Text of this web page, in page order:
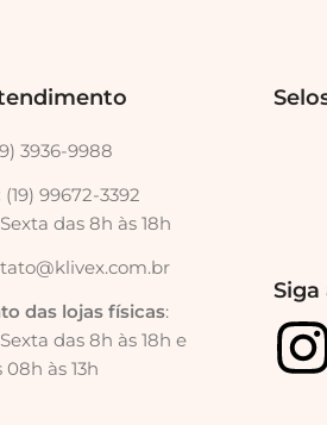
3936-9988
(19) 99672-3392
das 8h às 18h
das lojas físicas:
das 8h às 18h e
às 13h
Siga